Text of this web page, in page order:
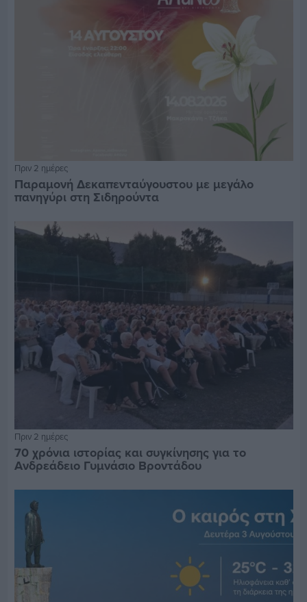
Πριν 2 ημέρες
Παραμονή Δεκαπενταύγουστου με μεγάλο
πανηγύρι στη Σιδηρούντα
Πριν 2 ημέρες
70 χρόνια ιστορίας και συγκίνησης για το
Ανδρεάδειο Γυμνάσιο Βροντάδου